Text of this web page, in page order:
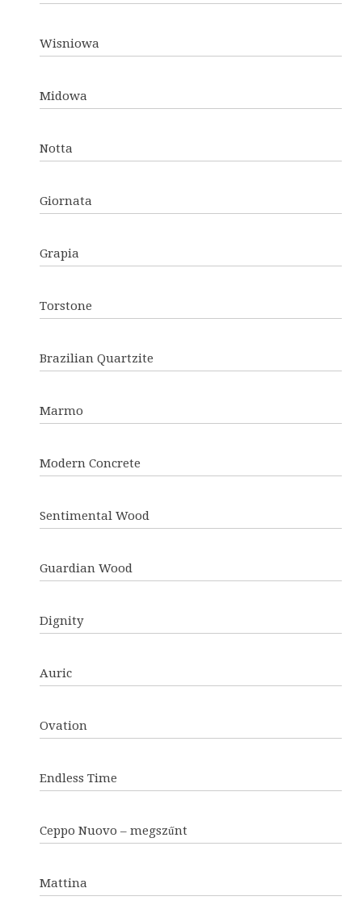
Wisniowa
Midowa
Notta
Giornata
Grapia
Torstone
Brazilian Quartzite
Marmo
Modern Concrete
Sentimental Wood
Guardian Wood
Dignity
Auric
Ovation
Endless Time
Ceppo Nuovo – megszűnt
Mattina